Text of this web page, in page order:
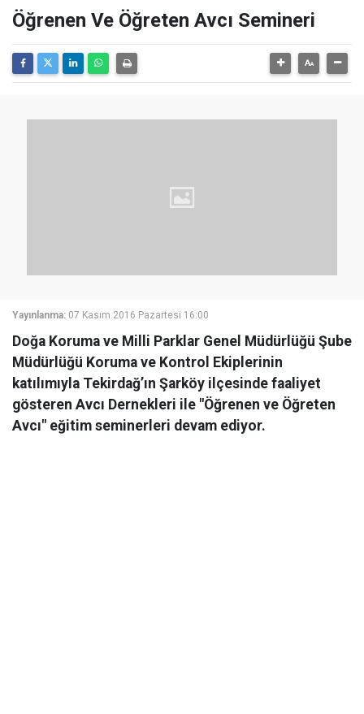
Öğrenen Ve Öğreten Avcı Semineri
Yayınlanma: 07 Kasım 2016 Pazartesi 16:00
Doğa Koruma ve Milli Parklar Genel Müdürlüğü Şube
Müdürlüğü Koruma ve Kontrol Ekiplerinin
katılımıyla Tekirdağ’ın Şarköy ilçesinde faaliyet
gösteren Avcı Dernekleri ile "Öğrenen ve Öğreten
Avcı" eğitim seminerleri devam ediyor.